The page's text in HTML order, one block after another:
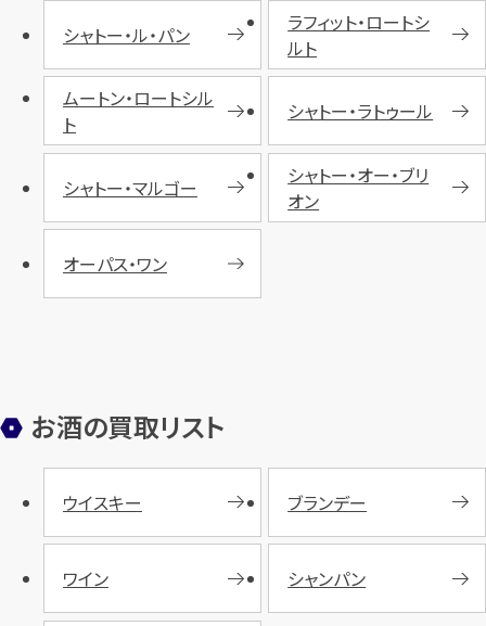
シャトー・ル・パン
ラフィット・ロートシ
ルト
ムートン・ロートシル
ト
シャトー・ラトゥール
シャトー・マルゴー
シャトー・オー・ブリ
オン
オーパス・ワン
お酒の買取リスト
ウイスキー ブランデー
ワイン シャンパン